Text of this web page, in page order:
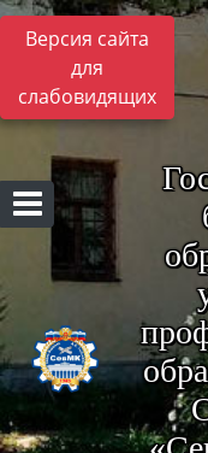
Версия сайта
для
слабовидящих